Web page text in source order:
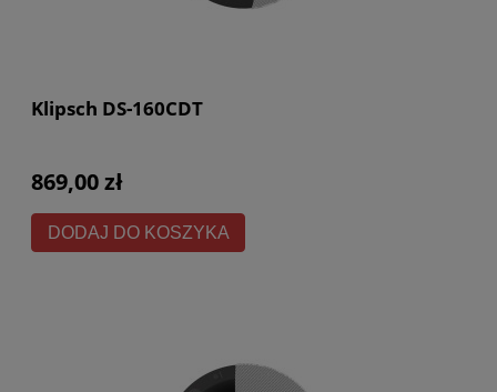
Klipsch DS-160CDT
869,00 zł
DODAJ DO KOSZYKA